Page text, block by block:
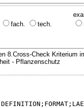
fach. tech.
8.Cross-Check Kriterium
- Pflanzenschutz